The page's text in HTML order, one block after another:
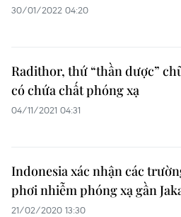
30/01/2022 04:20
Radithor, thứ “thần dược”
có chứa chất phóng xạ
04/11/2021 04:31
Indonesia xác nhận các
phơi nhiễm phóng xạ gần
21/02/2020 13:30